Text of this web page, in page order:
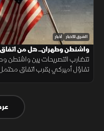
الشرق للأخبار أخبار
واشنطن وطهران.. هل من
تتضارب التصريحات بين
تفاؤل أميركي بقرب اتفاق